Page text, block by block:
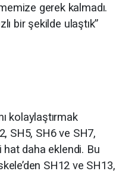
gerek kalmadı.
bir şekilde ulaştık”
kolaylaştırmak
SH5, SH6 ve SH7,
hat daha eklendi. Bu
SH12 ve SH13,